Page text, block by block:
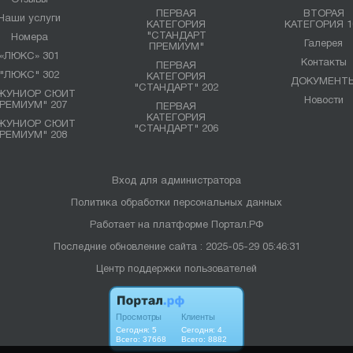
Наши услуги
Номера
«ЛЮКС» 301
"ЛЮКС" 302
СЮИТ
207
СЮИТ
208
ПЕРВАЯ
КАТЕГОРИЯ
"СТАНДАРТ
ПРЕМИУМ"
ПЕРВАЯ
КАТЕГОРИЯ
"СТАНДАРТ" 202
ПЕРВАЯ
КАТЕГОРИЯ
"СТАНДАРТ" 206
ВТОРАЯ
КАТЕГОРИЯ
Галерея
Контакты
Новости
Вход для администратора
Политика обработки персональных данных
Работает на платформе Портал.РФ
Последние обновление сайта : 2025-05-29 05:46:31
Центр поддержки пользователей